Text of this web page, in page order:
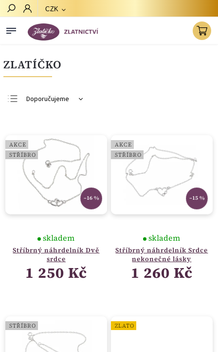
CZK
ZLATÍČKO
Doporučujeme
Nejprodávanější
Abecedně
AKCE
STŘÍBRO
–16 %
Stříbrný náhrdelník Dvě
srdce
skladem
1 250 Kč
AKCE
STŘÍBRO
–15 %
Stříbrný náhrdelník Srdce
nekonečné lásky
skladem
1 260 Kč
STŘÍBRO ZLATO